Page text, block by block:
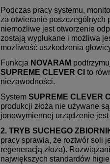
Podczas pracy systemu,
za otwieranie poszczególnych
niemożliwe jest otworzenie
zostają wypłukane i możliwa
możliwość uszkodzenia
Funkcja NOVARAM
SUPREME CLEVER CI to
niezawodności.
System SUPREME CLEVER CI
produkcji złoża nie używane
jonowymiennej urządzenie
2. TRYB SUCHEGO
pracy sprawia, że roztwór soli
regeneracją złoża).
największych standardów